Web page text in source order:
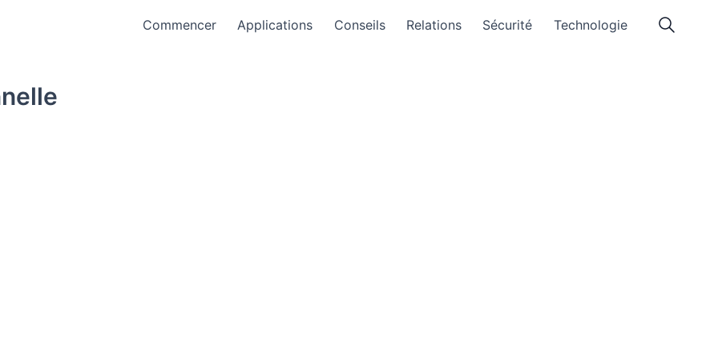
Commencer Applications Conseils Relations Sécurité Technologie